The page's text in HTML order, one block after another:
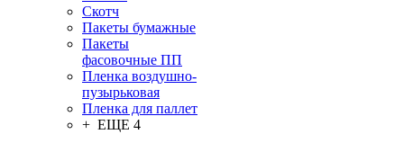
Скотч
Пакеты бумажные
Пакеты
фасовочные ПП
Пленка воздушно-
пузырьковая
Пленка для паллет
+ ЕЩЕ 4